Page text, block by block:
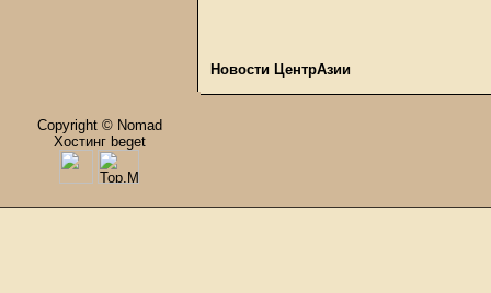
Новости ЦентрАзии
Copyright © Nomad
Хостинг beget